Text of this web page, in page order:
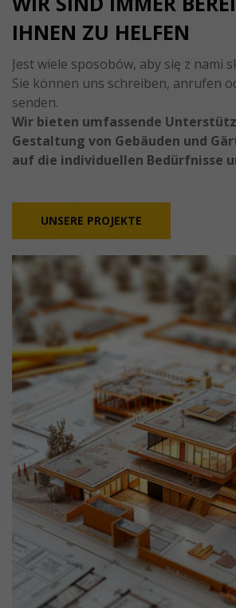
IHNEN ZU HELFEN
Jest wiele sposobów, aby się z nami
Sie können uns schreiben, anrufen
senden.
Wir bieten umfassende
Gestaltung von Gebäuden und
auf die individuellen Bedürfnisse
UNSERE PROJEKTE